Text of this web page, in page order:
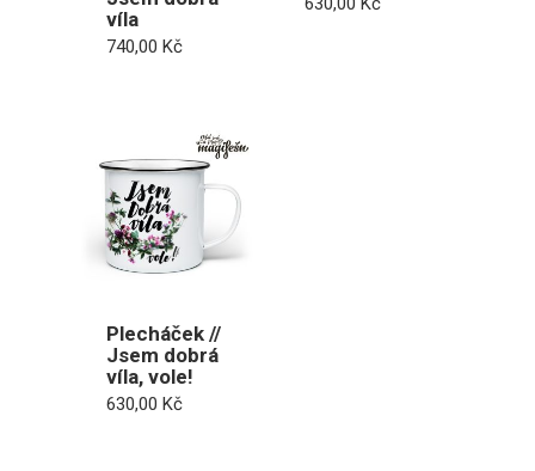
víla
740,00 Kč
Plecháček //
Jsem dobrá
víla, vole!
630,00 Kč